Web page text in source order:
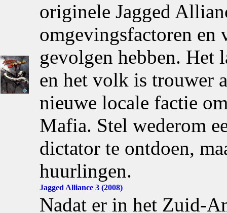
originele Jagged
omgevingsfactoren en
gevolgen hebben. Het
en het volk is trouwer
nieuwe locale factie
Mafia. Stel wederom
dictator te ontdoen,
huurlingen.
Jagged Alliance 3 (2008)
Nadat er in het Zuid-